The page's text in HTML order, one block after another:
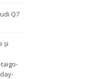
Q7
și